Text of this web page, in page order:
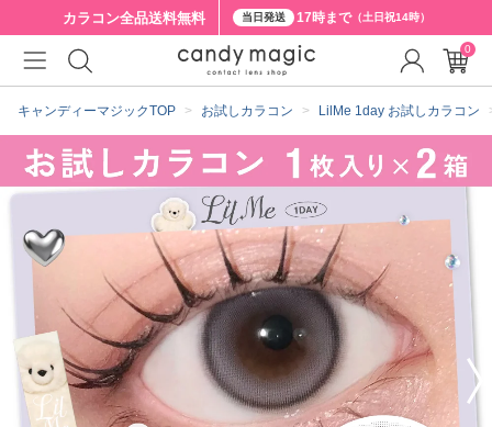
カラコン全品送料無料 当日発送 17時まで（土日祝14時）
キャンディーマジックTOP お試しカラコン LilMe 1day お試しカラコン
0
クーポン詳細